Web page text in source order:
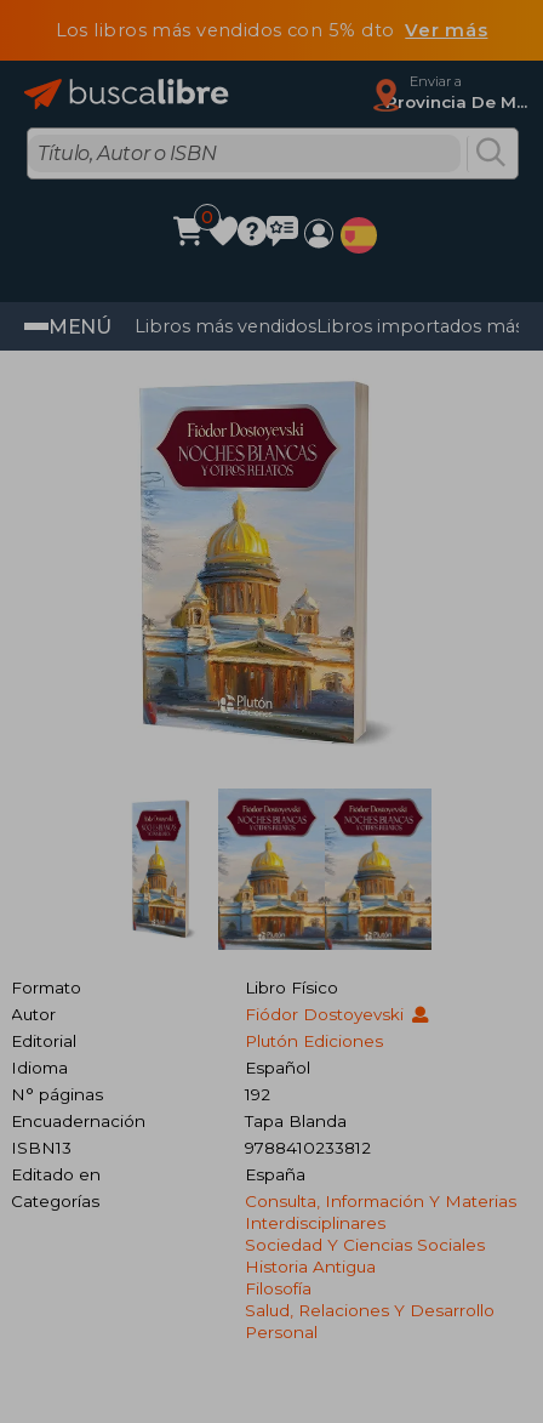
Los libros más vendidos con 5% dtoVer más
Enviar a
Provincia De Madrid
0
MENÚ Libros más vendidosLibros importados más
Formato
Libro Físico
Autor
Fiódor Dostoyevski
Editorial
Plutón Ediciones
Idioma
Español
N° páginas
192
Encuadernación
Tapa Blanda
ISBN13
9788410233812
Editado en
España
Categorías
Consulta, Información Y Materias
Interdisciplinares
Sociedad Y Ciencias Sociales
Historia Antigua
Filosofía
Salud, Relaciones Y Desarrollo
Personal